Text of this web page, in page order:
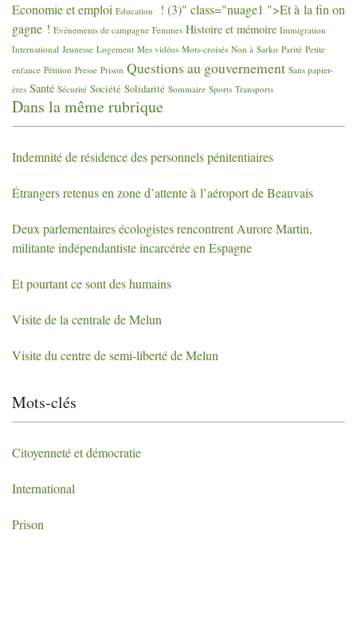
Economie et emploi Education
! (3)" class="nuage1 ">Et à la fin on
gagne ! Evénements de campagne Femmes Histoire et mémoire Immigration
International Jeunesse Logement Mes vidéos Mots-croisés Non à Sarko Parité Petite
enfance Pétition Presse Prison Questions au gouvernement Sans papier-
ères Santé Sécurité Société Solidarité Sommaire Sports Transports
Dans la même rubrique
Indemnité de résidence des personnels pénitentiaires
Étrangers retenus en zone d’attente à l’aéroport de Beauvais
Deux parlementaires écologistes rencontrent Aurore Martin,
militante indépendantiste incarcérée en Espagne
Et pourtant ce sont des humains
Visite de la centrale de Melun
Visite du centre de semi-liberté de Melun
Mots-clés
Citoyenneté et démocratie
International
Prison